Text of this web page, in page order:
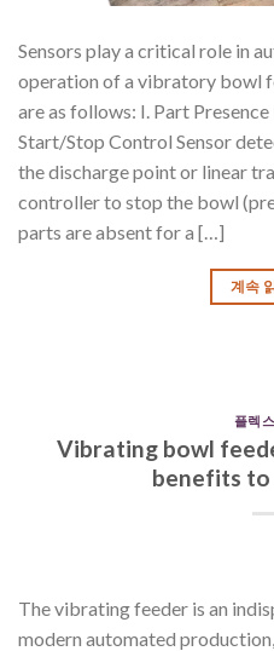
Sensors play a critical role in
operation of a vibratory bowl
are as follows: I. Part
Start/Stop Control Sensor
the discharge point or linear
controller to stop the bowl
parts are absent for a […]
계속
플렉
Vibrating bowl
benefits
The vibrating feeder is an
modern automated